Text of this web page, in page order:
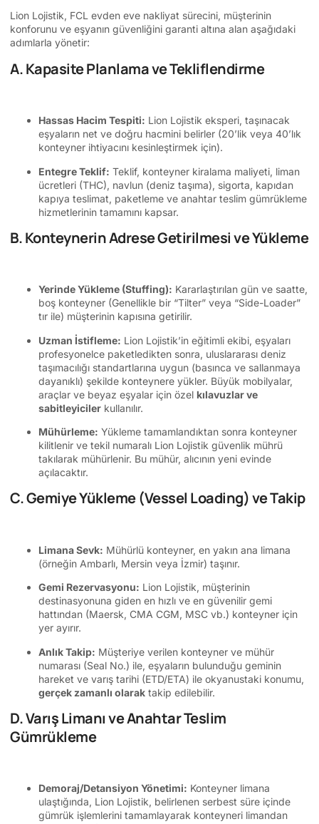
Lion Lojistik, FCL evden eve nakliyat sürecini, müşterinin
konforunu ve eşyanın güvenliğini garanti altına alan aşağıdaki
adımlarla yönetir:
A. Kapasite Planlama ve Tekliflendirme
Hassas Hacim Tespiti: Lion Lojistik eksperi, taşınacak
eşyaların net ve doğru hacmini belirler (20’lik veya 40’lık
konteyner ihtiyacını kesinleştirmek için).
Entegre Teklif: Teklif, konteyner kiralama maliyeti, liman
ücretleri (THC), navlun (deniz taşıma), sigorta, kapıdan
kapıya teslimat, paketleme ve anahtar teslim gümrükleme
hizmetlerinin tamamını kapsar.
B. Konteynerin Adrese Getirilmesi ve Yükleme
Yerinde Yükleme (Stuffing): Kararlaştırılan gün ve saatte,
boş konteyner (Genellikle bir “Tilter” veya “Side-Loader”
tır ile) müşterinin kapısına getirilir.
Uzman İstifleme: Lion Lojistik’in eğitimli ekibi, eşyaları
profesyonelce paketledikten sonra, uluslararası deniz
taşımacılığı standartlarına uygun (basınca ve sallanmaya
dayanıklı) şekilde konteynere yükler. Büyük mobilyalar,
araçlar ve beyaz eşyalar için özel kılavuzlar ve
sabitleyiciler kullanılır.
Mühürleme: Yükleme tamamlandıktan sonra konteyner
kilitlenir ve tekil numaralı Lion Lojistik güvenlik mührü
takılarak mühürlenir. Bu mühür, alıcının yeni evinde
açılacaktır.
C. Gemiye Yükleme (Vessel Loading) ve Takip
Limana Sevk: Mühürlü konteyner, en yakın ana limana
(örneğin Ambarlı, Mersin veya İzmir) taşınır.
Gemi Rezervasyonu: Lion Lojistik, müşterinin
destinasyonuna giden en hızlı ve en güvenilir gemi
hattından (Maersk, CMA CGM, MSC vb.) konteyner için
yer ayırır.
Anlık Takip: Müşteriye verilen konteyner ve mühür
numarası (Seal No.) ile, eşyaların bulunduğu geminin
hareket ve varış tarihi (ETD/ETA) ile okyanustaki konumu,
gerçek zamanlı olarak takip edilebilir.
D. Varış Limanı ve Anahtar Teslim
Gümrükleme
Demoraj/Detansiyon Yönetimi: Konteyner limana
ulaştığında, Lion Lojistik, belirlenen serbest süre içinde
gümrük işlemlerini tamamlayarak konteyneri limandan